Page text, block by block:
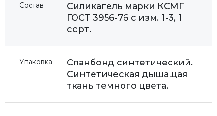
Состав
Силикагель марки КСМГ
ГОСТ 3956-76 с изм. 1-3, 1
сорт.
Упаковка
Спанбонд синтетический.
Синтетическая дышащая
ткань темного цвета.